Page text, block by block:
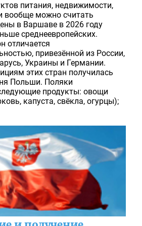
питания, недвижимости,
вообще можно считать
в Варшаве в 2026 году
среднеевропейских.
отличается
привезённой из России,
Украины и Германии.
этих стран получилась
Польши. Поляки
продукты: овощи
капуста, свёкла, огурцы);